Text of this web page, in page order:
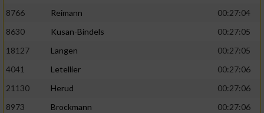
8766
Reimann
00:27:04
8630
Kusan-Bindels
00:27:05
18127
Langen
00:27:05
4041
Letellier
00:27:06
21130
Herud
00:27:06
8973
Brockmann
00:27:06